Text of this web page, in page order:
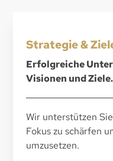
Strategie &
Erfolgreiche
Visionen und Ziele.
Wir unterstützen
Fokus zu schärfen
umzusetzen.